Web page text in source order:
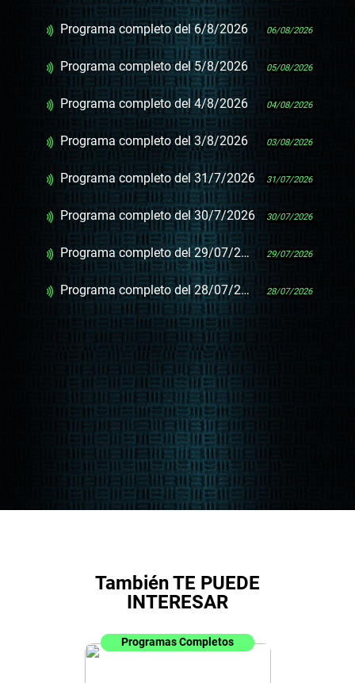
Programa completo del 6/8/2026 06/08/2026
Programa completo del 5/8/2026 05/08/2026
Programa completo del 4/8/2026 04/08/2026
Programa completo del 3/8/2026 03/08/2026
Programa completo del 31/7/2026 31/07/2026
Programa completo del 30/7/2026 30/07/2026
Programa completo del 29/07/2026 29/07/2026
Programa completo del 28/07/2026 28/07/2026
También TE PUEDE
INTERESAR
Programas Completos